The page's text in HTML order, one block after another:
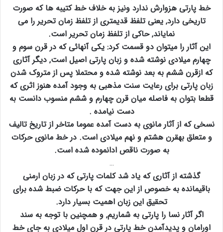
خط پارتی هزوارش ندارد ونیز به خلاف خط کتیبه ها که صورت
تاریخی دارد‚ یعنی تلفظ قدیمتری از تلفظ زمان تحریر را می
نمایاند‚ حاکی از تلفظ زمان تحریر است.
این آثار را میتوان دو قسمت کرد: یکی آنهائی که در قرن سوم و
چهارم میلادی نوشته شده و زبان پارتی اصیل است‚ دیگر آثاری
که ازقرن ششم به بعد نوشته شده و محتملا پس از متروک شدن
زبان پارتی برای رعایت سنت مذهبی به وجود آمده هنوز اثری که
قطعا بتوان به فاصله میان قرن چهارم و ششم منسوب دانست به
دست نیامده .
نسخی که از آثار مانوی به دست آمده عموما متاخر از تاریخ تالیف
و متعلق بهقرن هشتم و نهم میلادی است. در خط مانوی حرکات
به صورت ناقص ادانموده شده است.
…
گذشته از آثاری که یاد شد کلمات پارتی که در زبان ارمنی
باقیمانده به خصوص از این جهت که با حرکات ضبط شده برای
تحقیق این زبان اهمیت بسیار دارد.
اگر آثار نسا را پارتی به شماریم‚ و همچنین با توجه به سند
اورامان و پدیدآمدن خط پارتی در قرن اول میلادی به جای خط